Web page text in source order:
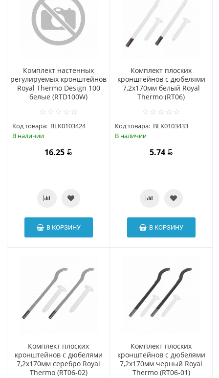
Комплект настенных
регулируемых кронштейнов
Royal Thermo Design 100
белые (RTD100W)
Код товара: BLK0103424
В наличии
16.25
В КОРЗИНУ
Комплект плоских
кронштейнов с дюбелями
7,2х170мм белый Royal
Thermo (RT06)
Код товара: BLK0103433
В наличии
5.74
В КОРЗИНУ
Комплект плоских
кронштейнов с дюбелями
7,2х170мм серебро Royal
Thermo (RT06-02)
Комплект плоских
кронштейнов с дюбелями
7,2х170мм черный Royal
Thermo (RT06-01)